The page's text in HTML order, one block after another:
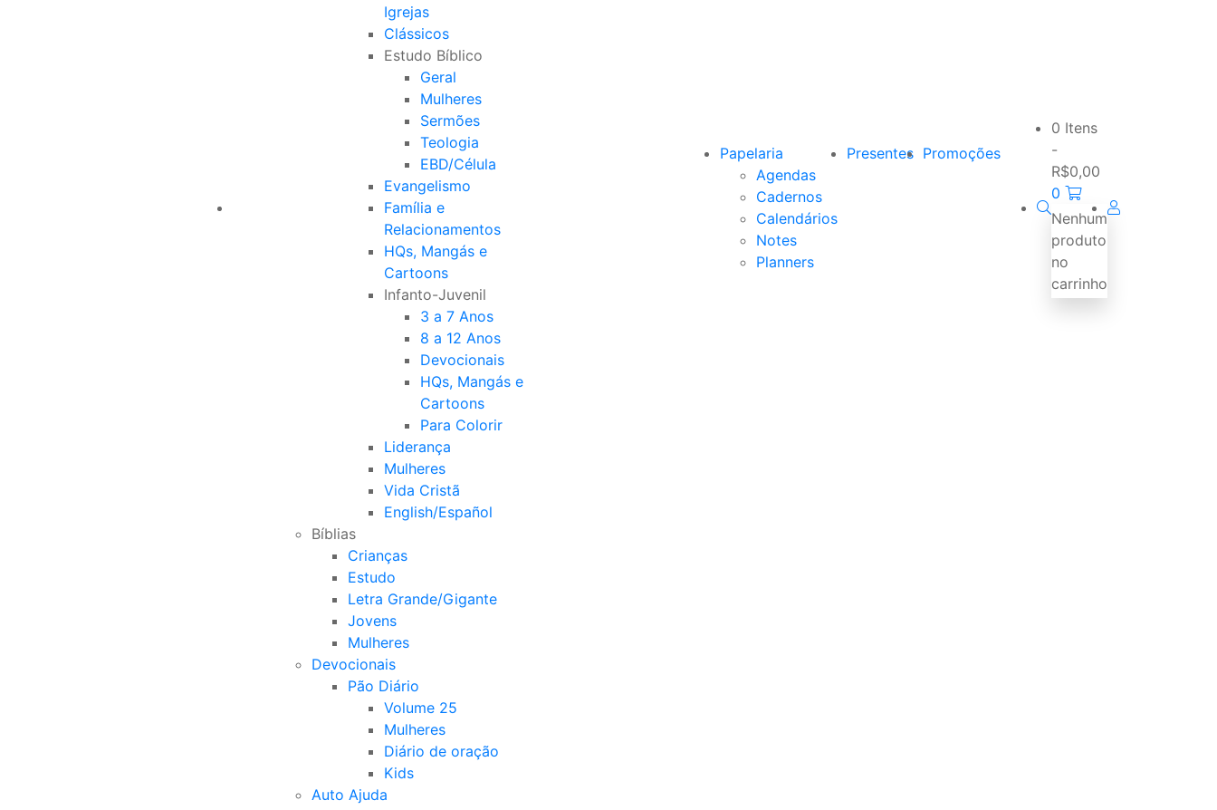
Igrejas
Clássicos
Estudo Bíblico
Geral
Mulheres
Sermões
Teologia
EBD/Célula
Evangelismo
Família e
Relacionamentos
HQs, Mangás e
Cartoons
Infanto-Juvenil
3 a 7 Anos
8 a 12 Anos
Devocionais
HQs, Mangás e
Cartoons
Para Colorir
Liderança
Mulheres
Vida Cristã
English/Español
Bíblias
Crianças
Estudo
Letra Grande/Gigante
Jovens
Mulheres
Devocionais
Pão Diário
Volume 25
Mulheres
Diário de oração
Kids
Auto Ajuda
Papelaria
Agendas
Cadernos
Calendários
Notes
Planners
Presentes Promoções
0 Itens
-
R$0,00
0
Nenhum
produto
no
carrinho